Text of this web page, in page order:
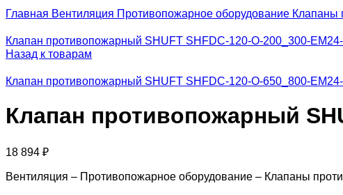
Главная Вентиляция Противопожарное оборудование Клапаны
Клапан противопожарный SHUFT SHFDC-120-O-200_300-
Назад к товарам
Клапан противопожарный SHUFT SHFDC-120-O-650_800-
Клапан противопожарный
18 894 ₽
Вентиляция – Противопожарное оборудование – Клапаны